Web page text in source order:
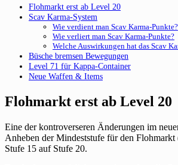
Flohmarkt erst ab Level 20
Scav Karma-System
Wie verdient man Scav Karma-Punkte?
Wie verliert man Scav Karma-Punkte?
Welche Auswirkungen hat das Scav
Büsche bremsen Bewegungen
Level 71 für Kappa-Container
Neue Waffen & Items
Flohmarkt erst ab Level 20
Eine der kontroverseren Änderungen im
Anheben der Mindeststufe für den Flohmarkt
Stufe 15 auf Stufe 20.